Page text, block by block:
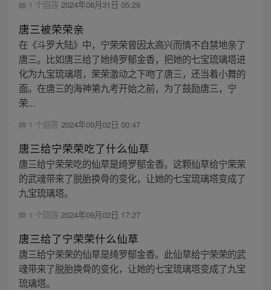
1 个回答 2024年08月31日 05:29
唐三被荣荣亲
在《斗罗大陆》中，宁荣荣曾因太高兴而情不自禁地亲了
唐三。比如唐三给了她绮罗郁金香，把她的七宝琉璃塔进
化为九宝琉璃塔，荣荣激动之下吻了唐三，还当着小舞的
面。在唐三的海神第九考开始之前，为了鼓励唐三，宁
荣...
1 个回答 2024年09月02日 00:47
唐三给宁荣荣吃了什么仙草
唐三给宁荣荣吃的仙草是绮罗郁金香。这颗仙草给宁荣荣
的武魂带来了脱胎换骨的变化，让她的七宝琉璃塔变成了
九宝琉璃塔。
1 个回答 2024年09月02日 17:27
唐三给了宁荣荣什么仙草
唐三给宁荣荣的仙草是绮罗郁金香。此仙草给宁荣荣的武
魂带来了脱胎换骨的变化，让她的七宝琉璃塔变成了九宝
琉璃塔。